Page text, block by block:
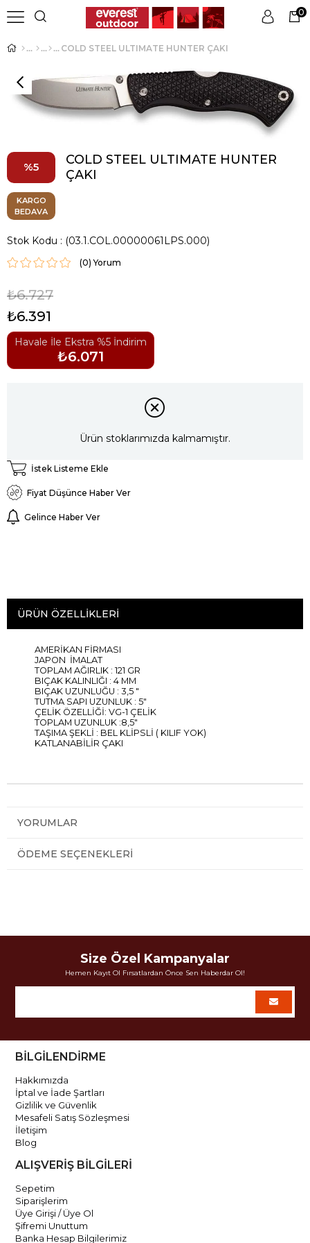
Üye Girişi Üye Ol
0
COLD STEEL ULTIMATE HUNTER ÇAKI
5
COLD STEEL ULTIMATE HUNTER
ÇAKI
KARGO
BEDAVA
Stok Kodu (03.1.COL.00000061LPS.000)
(0)
₺6.727
₺6.391
Havale İle Ekstra %5 İndirim
₺6.071
Ürün stoklarımızda kalmamıştır.
İstek Listeme Ekle
Fiyat Düşünce Haber Ver
Gelince Haber Ver
ÜRÜN ÖZELLIKLERI
AMERİKAN FİRMASI
JAPON İMALAT
TOPLAM AĞIRLIK : 121 GR
BIÇAK KALINLIĞI : 4 MM
BIÇAK UZUNLUĞU : 3,5 "
TUTMA SAPI UZUNLUK : 5"
ÇELİK ÖZELLİĞİ: VG-1 ÇELİK
TOPLAM UZUNLUK :8,5"
TAŞIMA ŞEKLİ : BEL KLİPSLİ ( KILIF YOK)
KATLANABİLİR ÇAKI
YORUMLAR
ÖDEME SEÇENEKLERI
Size Özel Kampanyalar
Hemen Kayıt Ol Fırsatlardan Önce Sen Haberdar Ol!
BİLGİLENDİRME
Hakkımızda
İptal ve İade Şartları
Gizlilik ve Güvenlik
Mesafeli Satış Sözleşmesi
İletişim
Blog
ALIŞVERİŞ BİLGİLERİ
Sepetim
Siparişlerim
Üye Girişi / Üye Ol
Şifremi Unuttum
Banka Hesap Bilgilerimiz